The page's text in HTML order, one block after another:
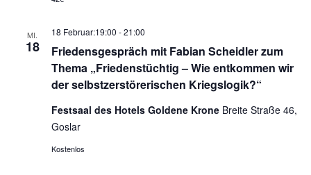
MI.
18
Friedensgespräch mit Fabian Scheidler zum
Thema „Friedenstüchtig – Wie entkommen wir
der selbstzerstörerischen Kriegslogik?“
18 Februar:19:00 -21:00
Festsaal des Hotels Goldene Krone Breite Straße 46,
Goslar
Kostenlos